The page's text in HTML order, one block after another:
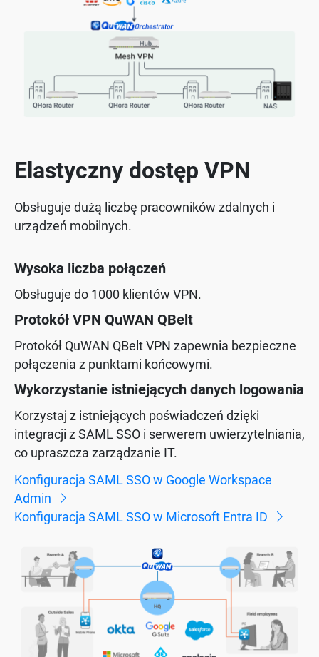
Elastyczny dostęp VPN
Obsługuje dużą liczbę pracowników zdalnych i
urządzeń mobilnych.
Wysoka liczba połączeń
Obsługuje do 1000 klientów VPN.
Protokół VPN QuWAN QBelt
Protokół QuWAN QBelt VPN zapewnia bezpieczne
połączenia z punktami końcowymi.
Wykorzystanie istniejących danych logowania
Korzystaj z istniejących poświadczeń dzięki
integracji z SAML SSO i serwerem uwierzytelniania,
co upraszcza zarządzanie IT.
Konfiguracja SAML SSO w Google Workspace
Admin
Konfiguracja SAML SSO w Microsoft Entra ID